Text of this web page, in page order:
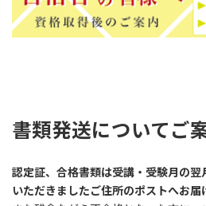
書類発送についてご
認定証、合格書類は受講・受験月の
いただきましたご住所のポストへお届